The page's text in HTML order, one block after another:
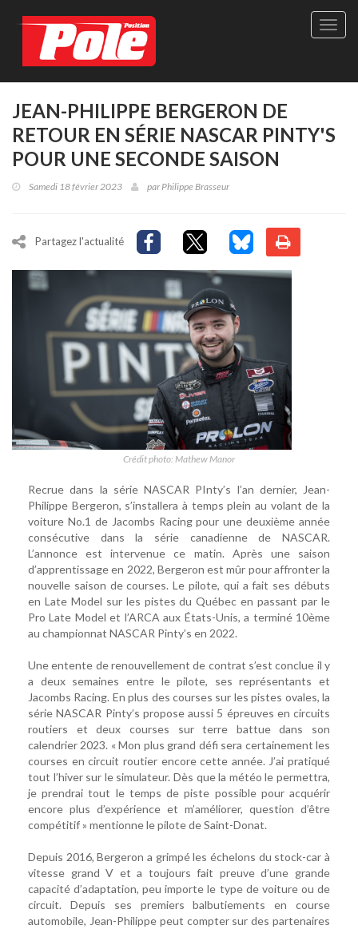
Site
Le
JEAN-PHILIPPE BERGERON DE
RETOUR EN SÉRIE NASCAR PINTY'S
POUR UNE SECONDE SAISON
Samedi 18 février 2023 parPhilippe Brasseur
Partagez l'actualité
Crédit photo: Mathew Manor
Recrue dans la série NASCAR PInty’s l’an dernier, Jean-
Philippe Bergeron, s’installera à temps plein au volant de la
voiture No.1 de Jacombs Racing pour une deuxième année
consécutive dans la série canadienne de NASCAR.
L’annonce est intervenue ce matin. Après une saison
d’apprentissage en 2022, Bergeron est mûr pour affronter la
nouvelle saison de courses. Le pilote, qui a fait ses débuts
en Late Model sur les pistes du Québec en passant par le
Pro Late Model et l’ARCA aux États-Unis, a terminé 10ème
au championnat NASCAR Pinty’s en 2022.
Une entente de renouvellement de contrat s’est conclue il y
a deux semaines entre le pilote, ses représentants et
Jacombs Racing. En plus des courses sur les pistes ovales, la
série NASCAR Pinty’s propose aussi 5 épreuves en circuits
routiers et deux courses sur terre battue dans son
calendrier 2023. « Mon plus grand défi sera certainement les
courses en circuit routier encore cette année. J’ai pratiqué
tout l’hiver sur le simulateur. Dès que la météo le permettra,
je prendrai tout le temps de piste possible pour acquérir
encore plus d’expérience et m’améliorer, question d’être
compétitif » mentionne le pilote de Saint-Donat.
Depuis 2016, Bergeron a grimpé les échelons du stock-car à
vitesse grand V et a toujours fait preuve d’une grande
capacité d’adaptation, peu importe le type de voiture ou de
circuit. Depuis ses premiers balbutiements en course
automobile, Jean-Philippe peut compter sur des partenaires